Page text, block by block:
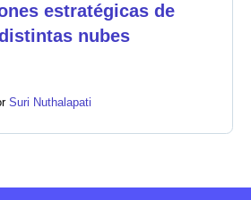
estratégicas de
nubes
Suri Nuthalapati